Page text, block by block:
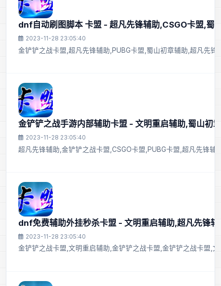
dnf自动刷图脚本 卡盟 - 超凡先锋辅助,CSGO卡盟,蜀
2023-11-28 23:05:40
金铲铲之战卡盟,超凡先锋辅助,PUBG卡盟,蜀山初章辅助,超凡先
金铲铲之战手游内部辅助卡盟 - 文明重启辅助,蜀山初
2023-11-28 23:05:40
超凡先锋辅助,金铲铲之战卡盟,CSGO卡盟,PUBG卡盟,超凡先锋辅
dnf免费辅助外挂秒杀卡盟 - 文明重启辅助,超凡先锋
2023-11-28 23:05:40
金铲铲之战卡盟,文明重启辅助,金铲铲之战卡盟,金铲铲之战卡盟,